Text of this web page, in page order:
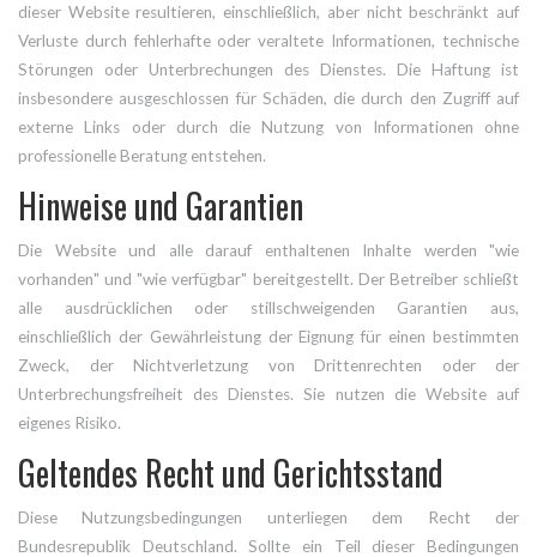
dieser Website resultieren, einschließlich, aber nicht beschränkt auf
Verluste durch fehlerhafte oder veraltete Informationen, technische
Störungen oder Unterbrechungen des Dienstes. Die Haftung ist
insbesondere ausgeschlossen für Schäden, die durch den Zugriff auf
externe Links oder durch die Nutzung von Informationen ohne
professionelle Beratung entstehen.
Hinweise und Garantien
Die Website und alle darauf enthaltenen Inhalte werden "wie
vorhanden" und "wie verfügbar" bereitgestellt. Der Betreiber schließt
alle ausdrücklichen oder stillschweigenden Garantien aus,
einschließlich der Gewährleistung der Eignung für einen bestimmten
Zweck, der Nichtverletzung von Drittenrechten oder der
Unterbrechungsfreiheit des Dienstes. Sie nutzen die Website auf
eigenes Risiko.
Geltendes Recht und Gerichtsstand
Diese Nutzungsbedingungen unterliegen dem Recht der
Bundesrepublik Deutschland. Sollte ein Teil dieser Bedingungen